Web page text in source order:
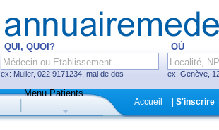
QUI, QUOI?
ex: Muller, 022 9171234, mal de dos
OÙ
ex: Genève,
Hôpitaux, cliniques
Menu Patients
Accueil S'inscrire|